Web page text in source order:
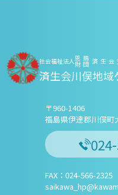
社会福祉法人恩賜
財団 済生会
済生会川俣地域
〒960-1406
福島県伊達郡川俣町
FAX：024-566-2325